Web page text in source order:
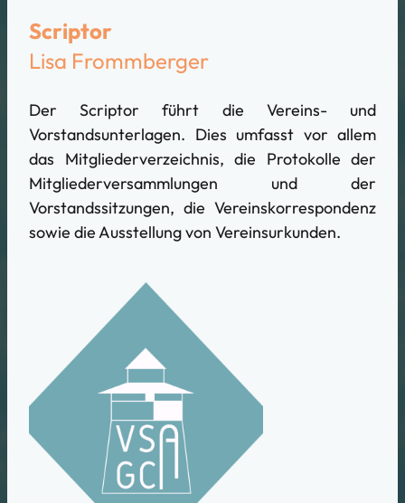
Scriptor
Lisa Frommberger
Der Scriptor führt die Vereins- und
Vorstandsunterlagen. Dies umfasst vor allem
das Mitgliederverzeichnis, die Protokolle der
Mitgliederversammlungen und der
Vorstandssitzungen, die Vereinskorrespondenz
sowie die Ausstellung von Vereinsurkunden.